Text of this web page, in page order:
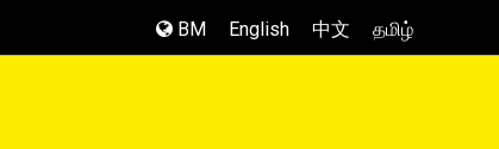
BM English 中文 தமிழ்